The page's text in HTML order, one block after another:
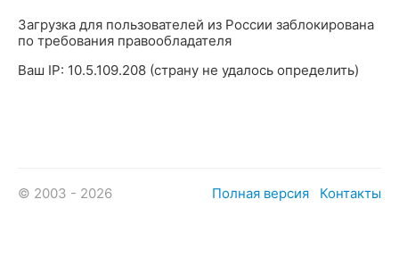
Загрузка для пользователей из России заблокирована
по требования правообладателя
Ваш IP: 10.5.109.208 (страну не удалось определить)
© 2003 - 2026 Полная версия Контакты